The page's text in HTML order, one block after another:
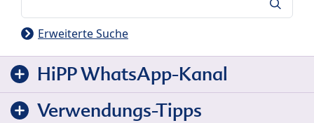
Erweiterte Suche
HiPP WhatsApp-Kanal
Verwendungs-Tipps